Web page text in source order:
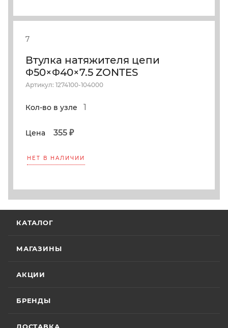
7
Втулка натяжителя цепи
Φ50×Φ40×7.5 ZONTES
Артикул: 1274100-104000
Кол-во в узле 1
Цена 355 ₽
НЕТ В НАЛИЧИИ
КАТАЛОГ
МАГАЗИНЫ
АКЦИИ
БРЕНДЫ